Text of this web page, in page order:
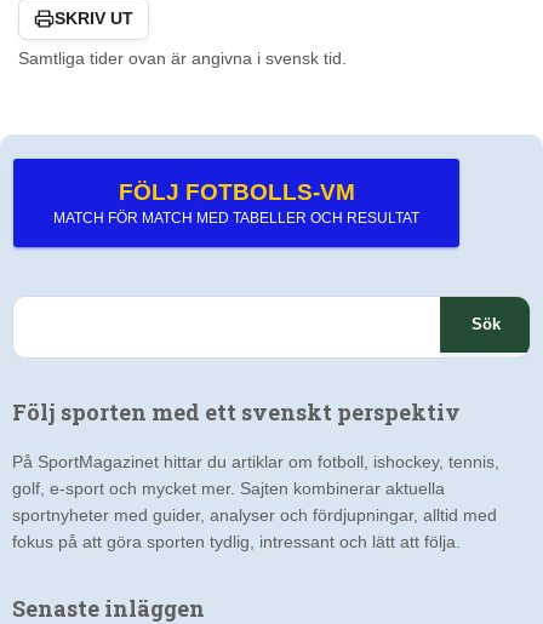
SKRIV UT
Samtliga tider ovan är angivna i svensk tid.
FÖLJ FOTBOLLS-VM
MATCH FÖR MATCH MED TABELLER OCH RESULTAT
S
k
f
e
r
:
Följ sporten med ett svenskt perspektiv
På SportMagazinet hittar du artiklar om fotboll, ishockey, tennis,
golf, e-sport och mycket mer. Sajten kombinerar aktuella
sportnyheter med guider, analyser och fördjupningar, alltid med
fokus på att göra sporten tydlig, intressant och lätt att följa.
Senaste inläggen